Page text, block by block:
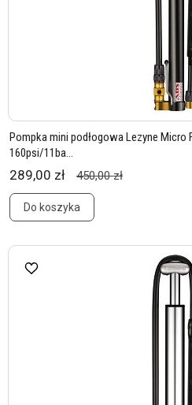
Pompka mini podłogowa Lezyne Micro
160psi/11ba...
289,00 zł 450,00 zł
Do koszyka